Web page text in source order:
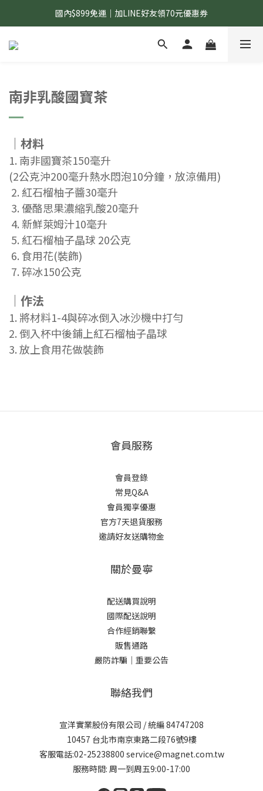
國內$899免運｜加LINE好友領70元優惠券
國內$899免運｜加LINE好友領70元優惠券
訂單滿$1,200｜送好日隨行冷水瓶 (贈完為止)
南非乳酸國寶茶
｜材料
1. 南非國寶茶150毫升
(2公克沖200毫升熱水悶泡10分鐘，放涼備用)
2. 紅石榴柚子醬30毫升
3. 優酪思果濃縮乳酸20毫升
4. 新鮮萊姆汁10毫升
5. 紅石榴柚子晶球 20公克
6. 食用花(裝飾)
7. 碎冰150公克
｜作法
1. 將材料1-4與碎冰倒入冰沙機中打勻
2. 倒入杯中後鋪上紅石榴柚子晶球
3. 放上食用花做裝飾
會員服務
會員登錄
常見Q&A
會員獨享優惠
官方7天退貨服務
邀請好友送購物金
關於曼寧
配送購買說明
國際配送說明
合作經銷聯繫
販售通路
嚴防詐騙｜重要公告
聯絡我們
宣洋實業股份有限公司 / 統編 84747208
10457 台北市南京東路二段76號9樓
客服電話:02-25238800 service@magnet.com.tw
服務時間: 周一到周五9:00-17:00